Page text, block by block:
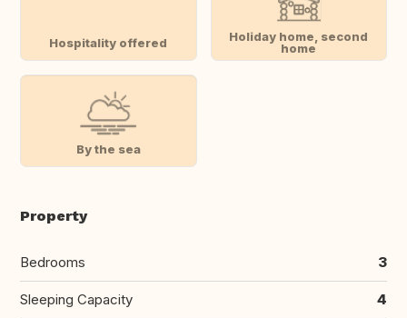
Hospitality offered
Holiday home, second
home
By the sea
Property
Bedrooms 3
Sleeping Capacity 4